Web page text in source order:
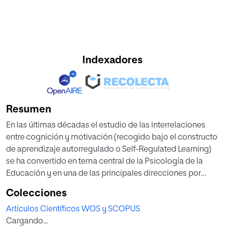
Indexadores
Resumen
En las últimas décadas el estudio de las interrelaciones
entre cognición y motivación (recogido bajo el constructo
de aprendizaje autorregulado o Self-Regulated Learning)
se ha convertido en tema central de la Psicología de la
Educación y en una de las principales direcciones por
referencia, el objetivo de la presente investigación es
analizar las interrelaciones entre la motivación (metas
académicas, creencias de autoeficacia y estrategias self-
Colecciones
Artículos Científicos WOS y SCOPUS
Cargando...